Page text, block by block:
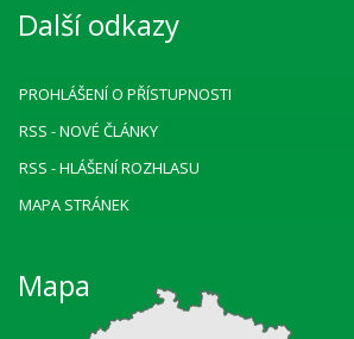
Další odkazy
PROHLÁŠENÍ O PŘÍSTUPNOSTI
RSS - NOVÉ ČLÁNKY
RSS - HLÁŠENÍ ROZHLASU
MAPA STRÁNEK
Mapa